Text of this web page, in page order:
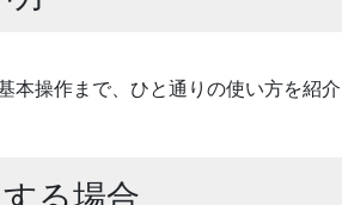
操作まで、ひと通りの使い方を紹介
る場合